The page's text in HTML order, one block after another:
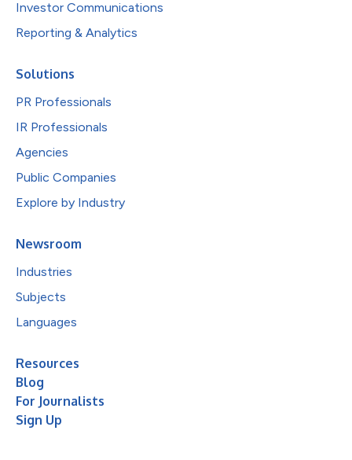
Investor Communications
Reporting & Analytics
Solutions
PR Professionals
IR Professionals
Agencies
Public Companies
Explore by Industry
Newsroom
Industries
Subjects
Languages
Resources
Blog
For Journalists
Sign Up